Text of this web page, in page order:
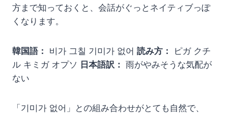
方まで知っておくと、会話がぐっとネイティブっぽ
くなります。
韓国語： 비가 그칠 기미가 없어 読み方：
ピガ クチ
ル キミガ オプソ 日本語訳： 雨がやみそうな気配が
ない
「기미가 없어」との組み合わせがとても自然で、